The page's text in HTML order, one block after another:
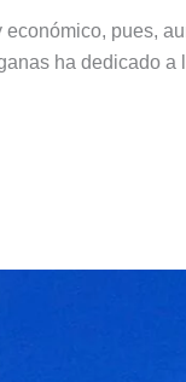
pues,
ha dedicado a